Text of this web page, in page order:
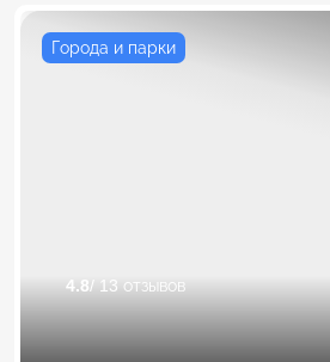
Города и парки
4.8/ 13 отзывов